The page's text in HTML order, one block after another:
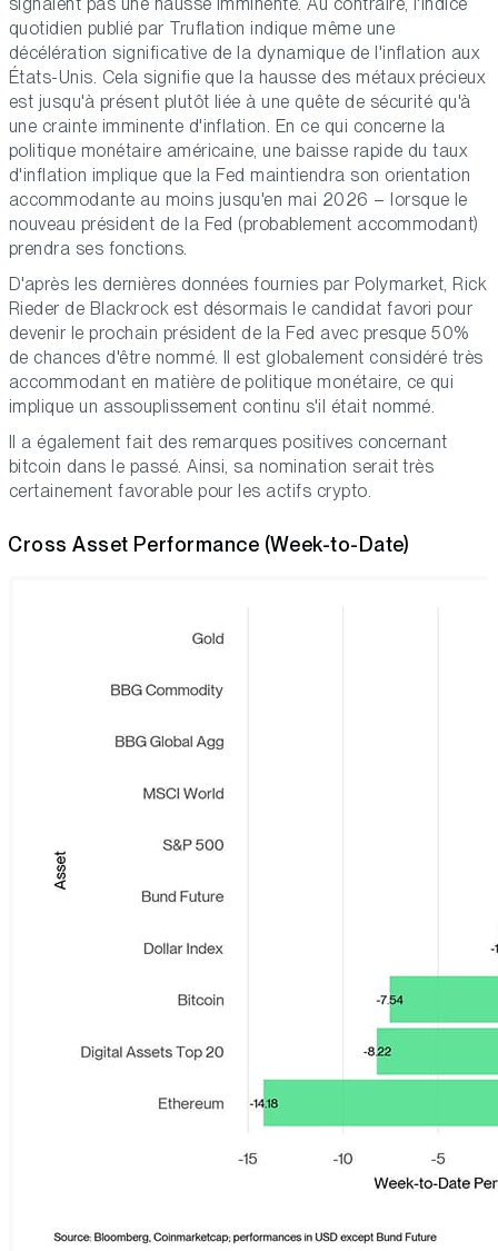
quotidien publié par Truflation indique même une
décélération significative de la dynamique de l'inflation aux
États-Unis. Cela signifie que la hausse des métaux précieux
est jusqu'à présent plutôt liée à une quête de sécurité qu'à
une crainte imminente d'inflation. En ce qui concerne la
politique monétaire américaine, une baisse rapide du taux
d'inflation implique que la Fed maintiendra son orientation
accommodante au moins jusqu'en mai 2026 – lorsque le
nouveau président de la Fed (probablement accommodant)
prendra ses fonctions.
D'après les dernières données fournies par Polymarket, Rick
Rieder de Blackrock est désormais le candidat favori pour
devenir le prochain président de la Fed avec presque 50%
de chances d'être nommé. Il est globalement considéré très
accommodant en matière de politique monétaire, ce qui
implique un assouplissement continu s'il était nommé.
Il a également fait des remarques positives concernant
bitcoin dans le passé. Ainsi, sa nomination serait très
certainement favorable pour les actifs crypto.
Cross Asset Performance (Week-to-Date)